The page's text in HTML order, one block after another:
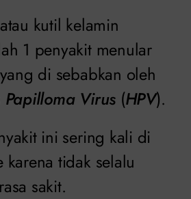
kutil kelamin
1 penyakit menular
di sebabkan oleh
Papilloma Virus (HPV).
ini sering kali di
tidak selalu
sakit.